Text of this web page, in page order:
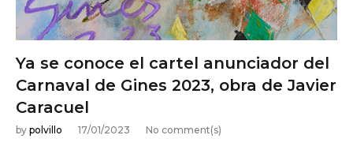
Ya se conoce el cartel anunciador del
Carnaval de Gines 2023, obra de Javier
Caracuel
17/01/2023
by polvillo No comment(s)